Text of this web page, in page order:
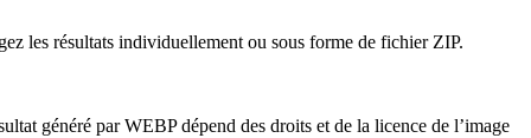
les résultats individuellement ou sous forme de fichier ZIP.
généré par WEBP dépend des droits et de la licence de l’image